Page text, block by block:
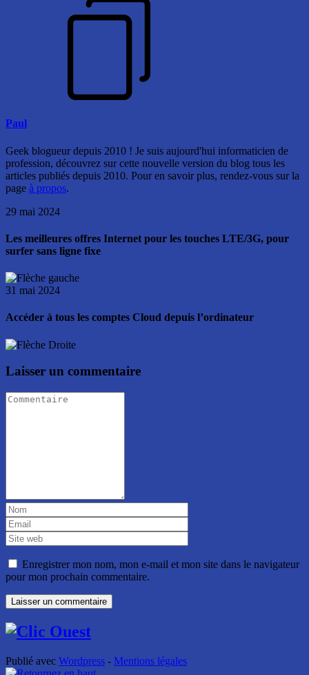
Paul
Geek blogueur depuis 2010 ! Je suis aujourd'hui informaticien de
profession, découvrez sur cette nouvelle version du blog tous les
articles publiés depuis 2010. Pour en savoir plus, rendez-vous sur la
page à propos.
29 mai 2024
Les meilleures offres Internet pour les touches LTE/3G, pour
surfer sans ligne fixe
31 mai 2024
Accéder à tous les comptes Cloud depuis l’ordinateur
Laisser un commentaire
Enregistrer mon nom, mon e-mail et mon site dans le navigateur
pour mon prochain commentaire.
Publié avec Wordpress - Mentions légales